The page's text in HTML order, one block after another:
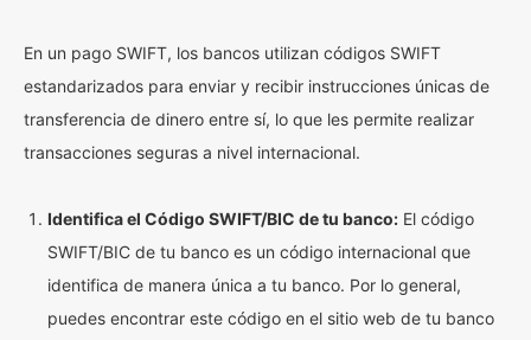
En un pago SWIFT, los bancos utilizan códigos SWIFT
estandarizados para enviar y recibir instrucciones únicas de
transferencia de dinero entre sí, lo que les permite realizar
transacciones seguras a nivel internacional.
Identifica el Código SWIFT/BIC de tu banco: El código
SWIFT/BIC de tu banco es un código internacional que
identifica de manera única a tu banco. Por lo general,
puedes encontrar este código en el sitio web de tu banco